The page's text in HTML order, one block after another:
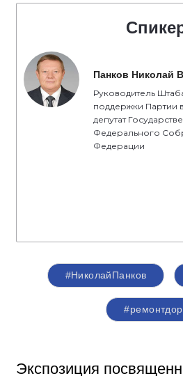
Панков Николай
Руководитель
поддержки Партии
депутат
Федерального
Федерации
#НиколайПанков
Экспозиция